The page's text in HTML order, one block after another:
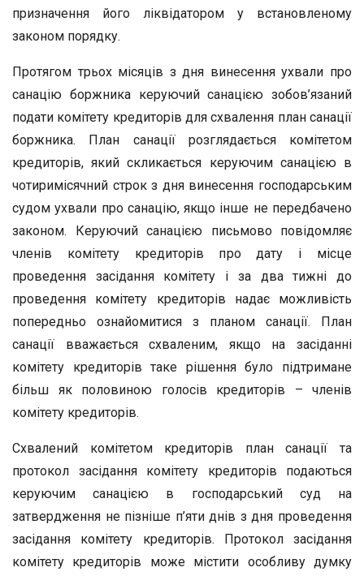
призначення його ліквідатором у встановленому
законом порядку.
Протягом трьох місяців з дня винесення ухвали про
санацію боржника керуючий санацією зобов’язаний
подати комітету кредиторів для схвалення план санації
боржника. План санації розглядається комітетом
кредиторів, який скликається керуючим санацією в
чотиримісячний строк з дня винесення господарським
судом ухвали про санацію, якщо інше не передбачено
законом. Керуючий санацією письмово повідомляє
членів комітету кредиторів про дату і місце
проведення засідання комітету і за два тижні до
проведення комітету кредиторів надає можливість
попередньо ознайомитися з планом санації. План
санації вважається схваленим, якщо на засіданні
комітету кредиторів таке рішення було підтримане
більш як половиною голосів кредиторів – членів
комітету кредиторів.
Схвалений комітетом кредиторів план санації та
протокол засідання комітету кредиторів подаються
керуючим санацією в господарський суд на
затвердження не пізніше п’яти днів з дня проведення
засідання комітету кредиторів. Протокол засідання
комітету кредиторів може містити особливу думку